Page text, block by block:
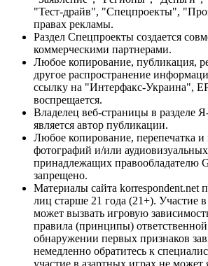
"Тест-драйв", "Спецпроекты",
правах рекламы.
Раздел Спецпроекты создается
коммерческими партнерами.
Любое копирование, публикация,
другое распространение
ссылку на "Интерфакс-Украина",
воспрещается.
Владелец веб-страницы в разделе
является автор публикации.
Любое копирование, перепечатка и
фотографий и/или
принадлежащих правообладателю
запрещено.
Материалы сайта korrespondent.net
лиц старше 21 года (21+). Участие
может вызвать игровую
правила (принципы)
обнаружении первых признаков
немедленно обратитесь к
участие в азартных играх не может